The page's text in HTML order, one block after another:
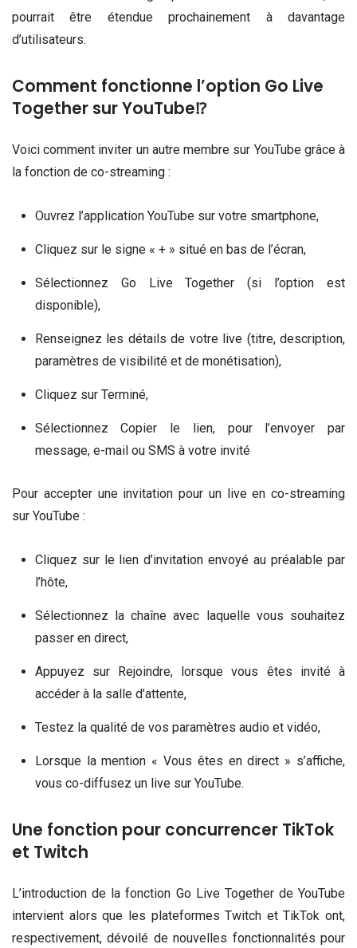
pourrait être étendue prochainement à davantage
d’utilisateurs.
Comment fonctionne l’option Go Live
Together sur YouTube⁉
Voici comment inviter un autre membre sur YouTube grâce à
la fonction de co-streaming :
Ouvrez l’application YouTube sur votre smartphone,
Cliquez sur le signe « + » situé en bas de l’écran,
Sélectionnez Go Live Together (si l’option est
disponible),
Renseignez les détails de votre live (titre, description,
paramètres de visibilité et de monétisation),
Cliquez sur Terminé,
Sélectionnez Copier le lien, pour l’envoyer par
message, e-mail ou SMS à votre invité
Pour accepter une invitation pour un live en co-streaming
sur YouTube :
Cliquez sur le lien d’invitation envoyé au préalable par
l’hôte,
Sélectionnez la chaîne avec laquelle vous souhaitez
passer en direct,
Appuyez sur Rejoindre, lorsque vous êtes invité à
accéder à la salle d’attente,
Testez la qualité de vos paramètres audio et vidéo,
Lorsque la mention « Vous êtes en direct » s’affiche,
vous co-diffusez un live sur YouTube.
Une fonction pour concurrencer TikTok
et Twitch
L’introduction de la fonction Go Live Together de YouTube
intervient alors que les plateformes Twitch et TikTok ont,
respectivement, dévoilé de nouvelles fonctionnalités pour